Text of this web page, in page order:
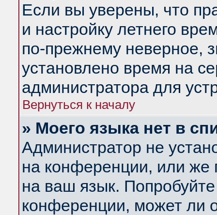
Если вы уверены, что
и настройку летнего
по-прежнему неверное,
установлено время на
администратора для
Вернуться к началу
» Моего языка нет в
Администратор не
на конференции, или же
на ваш язык.
конференции, может ли